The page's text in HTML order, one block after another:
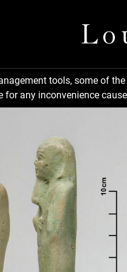
tools, some of
any inconvenience